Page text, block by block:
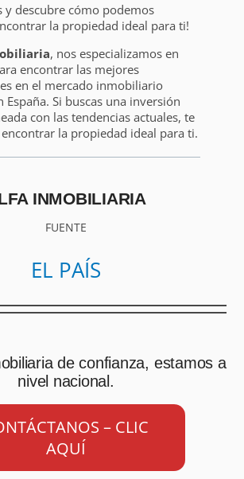
y descubre cómo podemos
la propiedad ideal para ti!
, nos especializamos en
encontrar las mejores
en el mercado inmobiliario
España. Si buscas una inversión
con las tendencias actuales, te
la propiedad ideal para ti.
INMOBILIARIA
FUENTE
EL PAÍS
de confianza, estamos a
nivel nacional.
– CLIC
AQUÍ